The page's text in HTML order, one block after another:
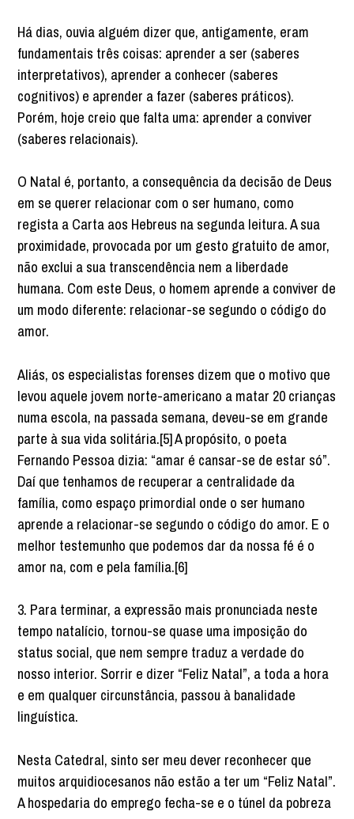
Há dias, ouvia alguém dizer que, antigamente, eram
fundamentais três coisas: aprender a ser (saberes
interpretativos), aprender a conhecer (saberes
cognitivos) e aprender a fazer (saberes práticos).
Porém, hoje creio que falta uma: aprender a conviver
(saberes relacionais).
O Natal é, portanto, a consequência da decisão de Deus
em se querer relacionar com o ser humano, como
regista a Carta aos Hebreus na segunda leitura. A sua
proximidade, provocada por um gesto gratuito de amor,
não exclui a sua transcendência nem a liberdade
humana. Com este Deus, o homem aprende a conviver de
um modo diferente: relacionar-se segundo o código do
amor.
Aliás, os especialistas forenses dizem que o motivo que
levou aquele jovem norte-americano a matar 20 crianças
numa escola, na passada semana, deveu-se em grande
parte à sua vida solitária.[5] A propósito, o poeta
Fernando Pessoa dizia: “amar é cansar-se de estar só”.
Daí que tenhamos de recuperar a centralidade da
família, como espaço primordial onde o ser humano
aprende a relacionar-se segundo o código do amor. E o
melhor testemunho que podemos dar da nossa fé é o
amor na, com e pela família.[6]
3. Para terminar, a expressão mais pronunciada neste
tempo natalício, tornou-se quase uma imposição do
status social, que nem sempre traduz a verdade do
nosso interior. Sorrir e dizer “Feliz Natal”, a toda a hora
e em qualquer circunstância, passou à banalidade
linguística.
Nesta Catedral, sinto ser meu dever reconhecer que
muitos arquidiocesanos não estão a ter um “Feliz Natal”.
A hospedaria do emprego fecha-se e o túnel da pobreza